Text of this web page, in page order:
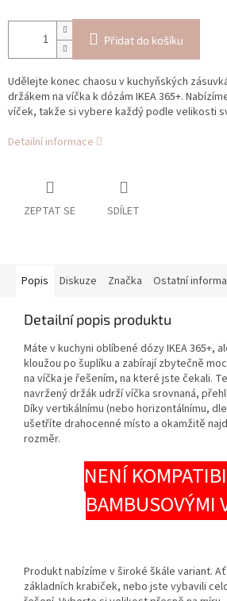
Přidat do košíku
Udělejte konec chaosu v kuchyňských
držákem na víčka k dózám IKEA 365+.
víček, takže si vybere každý podle velikosti
Detailní informace
ZEPTAT SE SDÍLET
Popis Diskuze Značka Ostatní
Detailní popis produktu
Máte v kuchyni oblíbené dózy IKEA 365+,
kloužou po šuplíku a zabírají zbytečně
na víčka je řešením, na které jste čekali.
navržený držák udrží víčka srovnaná,
Díky vertikálnímu (nebo horizontálnímu,
ušetříte drahocenné místo a okamžitě
rozměr.
NENÍ
BAMBUSOVÝMI
Produkt nabízíme v široké škále variant.
základních krabiček, nebo jste vybavili